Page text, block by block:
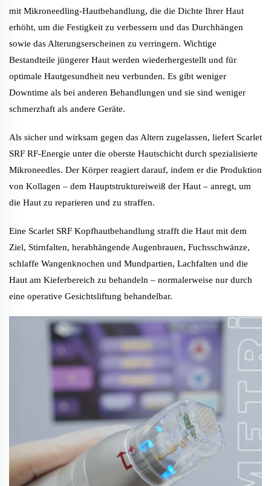
mit Mikroneedling-Hautbehandlung, die die Dichte Ihrer Haut
erhöht, um die Festigkeit zu verbessern und das Durchhängen
sowie das Alterungserscheinen zu verringern. Wichtige
Bestandteile jüngerer Haut werden wiederhergestellt und für
optimale Hautgesundheit neu verbunden. Es gibt weniger
Downtime als bei anderen Behandlungen und sie sind weniger
schmerzhaft als andere Geräte.
Als sicher und wirksam gegen das Altern zugelassen, liefert Scarlet
SRF RF-Energie unter die oberste Hautschicht durch spezialisierte
Mikroneedles. Der Körper reagiert darauf, indem er die Produktion
von Kollagen – dem Hauptstruktureiweiß der Haut – anregt, um
die Haut zu reparieren und zu straffen.
Eine Scarlet SRF Kopfhautbehandlung strafft die Haut mit dem
Ziel, Stirnfalten, herabhängende Augenbrauen, Fuchsschwänze,
schlaffe Wangenknochen und Mundpartien, Lachfalten und die
Haut am Kieferbereich zu behandeln – normalerweise nur durch
eine operative Gesichtsliftung behandelbar.